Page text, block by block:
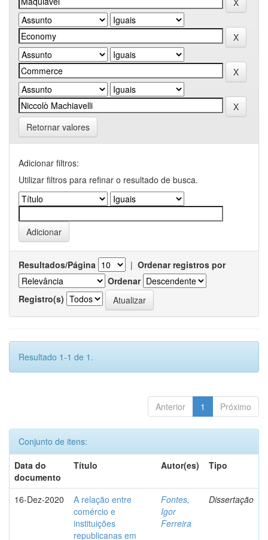
Retornar valores
Adicionar filtros:
Utilizar filtros para refinar o resultado de busca.
Resultados/Página | Ordenar registros por
Ordenar
Registro(s)
Resultado 1-1 de 1.
Anterior 1 Próximo
Conjunto de itens:
Data do
documento
Título Autor(es) Tipo
16-Dez-2020
A relação entre
comércio e
instituições
republicanas em
Fontes,
Igor
Ferreira
Dissertação